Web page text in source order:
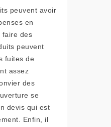
peuvent avoir
en
faire des
peuvent
fuites de
assez
des
se
devis qui est
Enfin, il